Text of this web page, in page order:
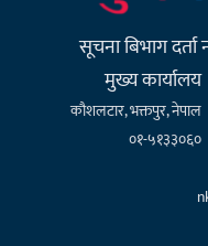
सूचना बिभाग
मुख्य कार्यालय
कौशलटार, भक्तपुर, नेपाल
०१-५१३३०६०